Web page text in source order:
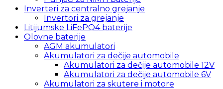
Inverteri za centralno grejanje
Invertori za grejanje
Litijumske LiFePO4 baterije
Olovne baterije
AGM akumulatori
Akumulatori za dečije automobile
Akumulatori za dečije automobile 12V
Akumulatori za dečije automobile 6V
Akumulatori za skutere i motore